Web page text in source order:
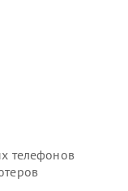
телефонов